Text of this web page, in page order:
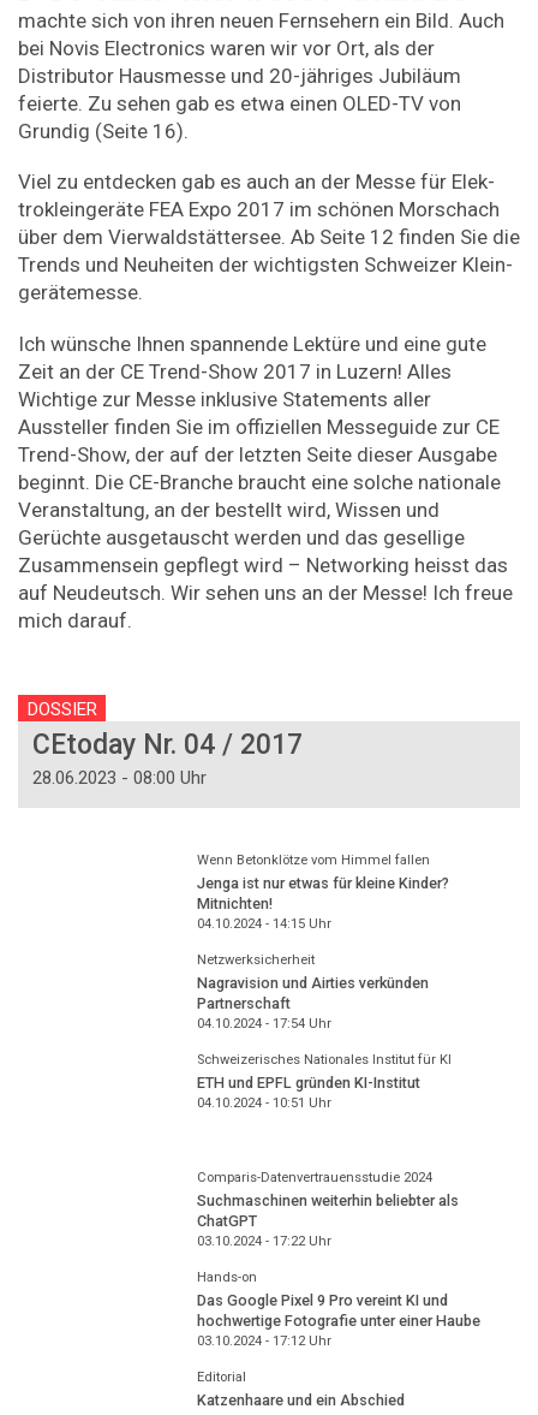
machte sich von ihren neuen Fernsehern ein Bild. Auch
bei Novis ­Electronics waren wir vor Ort, als der
Distributor Haus­messe und 20-jähriges Jubiläum
feierte. Zu sehen gab es etwa einen OLED-TV von
Grundig (Seite 16).
Viel zu entdecken gab es auch an der Messe für ­Elek­
trokleingeräte FEA Expo 2017 im schönen Morschach
über dem Vierwaldstättersee. Ab Seite 12 finden Sie die
Trends und Neuheiten der wichtigsten Schweizer Klein­
gerätemesse.
Ich wünsche Ihnen spannende Lektüre und eine gute
Zeit an der CE Trend-Show 2017 in Luzern! Alles
Wichtige zur Messe inklusive Statements aller
Aussteller finden Sie im offiziellen Messeguide zur CE
Trend-Show, der auf der letzten Seite dieser Ausgabe
beginnt. Die CE-Branche braucht eine solche nationale
Veranstaltung, an der bestellt wird, Wissen und
Gerüchte ausgetauscht werden und das gesellige
Zusammensein gepflegt wird – Networking heisst das
auf Neudeutsch. Wir sehen uns an der Messe! Ich freue
mich darauf.
DOSSIER
CEtoday Nr. 04 / 2017
28.06.2023 - 08:00 Uhr
Wenn Betonklötze vom Himmel fallen
Jenga ist nur etwas für kleine Kinder?
Mitnichten!
04.10.2024 - 14:15Uhr
Netzwerksicherheit
Nagravision und Airties verkünden
Partnerschaft
04.10.2024 - 17:54Uhr
Schweizerisches Nationales Institut für KI
ETH und EPFL gründen KI-Institut
04.10.2024 - 10:51 Uhr
Comparis-Datenvertrauensstudie 2024
Suchmaschinen weiterhin beliebter als
ChatGPT
03.10.2024 - 17:22Uhr
Hands-on
Das Google Pixel 9 Pro vereint KI und
hochwertige Fotografie unter einer Haube
03.10.2024 - 17:12Uhr
Editorial
Katzenhaare und ein Abschied